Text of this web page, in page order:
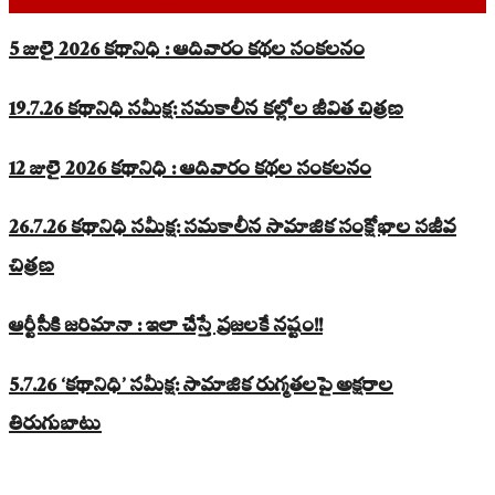
5 జులై 2026 కథానిధి : ఆదివారం కథల సంకలనం
19.7.26 కథానిధి సమీక్ష: సమకాలీన కల్లోల జీవిత చిత్రణ
12 జులై 2026 కథానిధి : ఆదివారం కథల సంకలనం
26.7.26 కథానిధి సమీక్ష: సమకాలీన సామాజిక సంక్షోభాల సజీవ
చిత్రణ
ఆర్టీసీకి జరిమానా : ఇలా చేస్తే ప్రజలకే నష్టం!!
5.7.26 ‘కథానిధి’ సమీక్ష: సామాజిక రుగ్మతలపై అక్షరాల
తిరుగుబాటు